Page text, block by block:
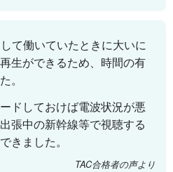
て働いていたときに大いに
生ができるため、時間の有
。
ドしておけば電波状況が悪
張中の新幹線等で視聴する
きました。
TAC合格者の声より